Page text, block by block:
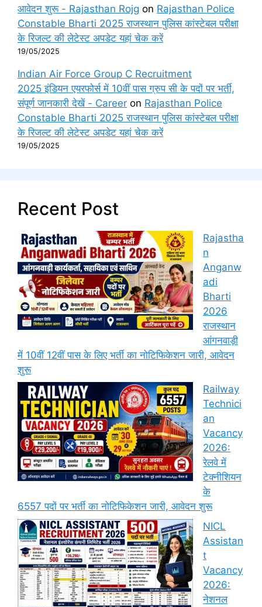
आवेदन शुरू - Rajasthan Rojg on Rajasthan Police
Constable Bharti 2025 राजस्थान पुलिस कांस्टेबल परीक्षा
के रिजल्ट की लेटेस्ट अपडेट यहां चेक करें
19/05/2025
Indian Air Force Group C Recruitment
2025 इंडियन एयरफोर्स में 10वीं पास ग्रुप सी के पदों पर भर्ती,
संपूर्ण जानकारी देखें - Career on Rajasthan Police
Constable Bharti 2025 राजस्थान पुलिस कांस्टेबल परीक्षा
के रिजल्ट की लेटेस्ट अपडेट यहां चेक करें
19/05/2025
Recent Post
Rajastha
n
Anganw
adi
Bharti
2026
राजस्थान
आंगनवाड़ी
में 10वीं 12वीं पास के लिए भर्ती का नोटिफिकेशन जारी, आवेदन
शुरू
Railway
Technici
an
Vacancy
2026:
रेलवे में
टेक्नीशियन
के
6557 पदों पर भर्ती का नोटिफिकेशन जारी, आवेदन शुरू
NICL
Assistan
t
Vacancy
2026:
नेशनल